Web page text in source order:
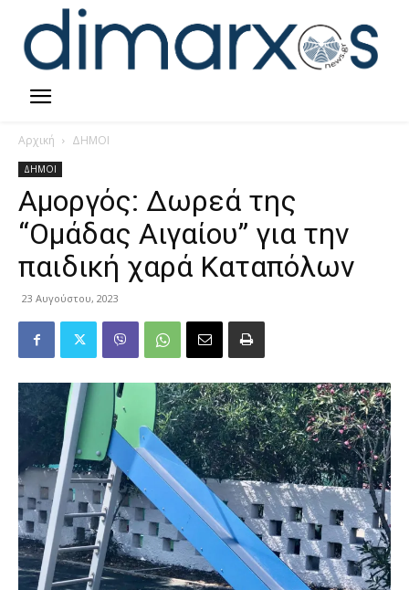
Αρχική ΔΗΜΟΙ
ΔΗΜΟΙ
Αμοργός: Δωρεά της
“Ομάδας Αιγαίου” για την
παιδική χαρά Καταπόλων
23 Αυγούστου, 2023